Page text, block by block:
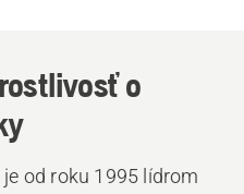
o
od roku 1995 lídrom